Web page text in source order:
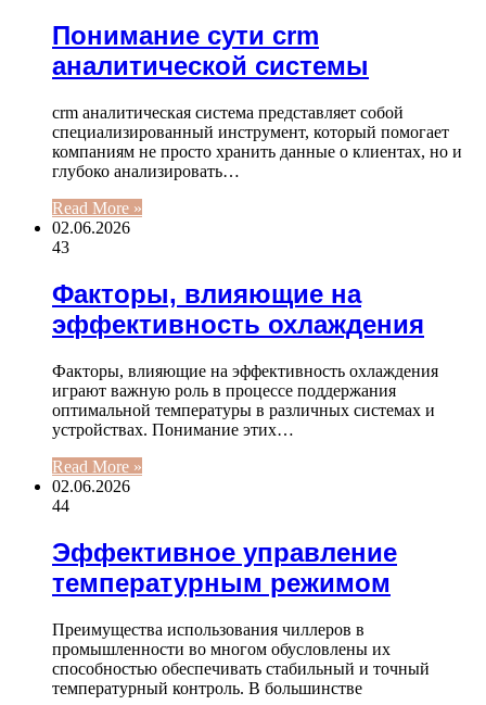
Понимание сути crm
аналитической системы
crm аналитическая система представляет собой
специализированный инструмент, который помогает
компаниям не просто хранить данные о клиентах, но и
глубоко анализировать…
Read More »
02.06.2026
43
Факторы, влияющие на
эффективность охлаждения
Факторы, влияющие на эффективность охлаждения
играют важную роль в процессе поддержания
оптимальной температуры в различных системах и
устройствах. Понимание этих…
Read More »
02.06.2026
44
Эффективное управление
температурным режимом
Преимущества использования чиллеров в
промышленности во многом обусловлены их
способностью обеспечивать стабильный и точный
температурный контроль. В большинстве